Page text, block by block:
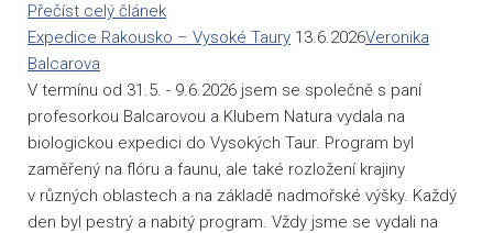
Přečíst celý článek
Expedice Rakousko – Vysoké Taury 13.6.2026Veronika
Balcarova
V termínu od 31.5. - 9.6.2026 jsem se společně s paní
profesorkou Balcarovou a Klubem Natura vydala na
biologickou expedici do Vysokých Taur. Program byl
zaměřený na flóru a faunu, ale také rozložení krajiny
v různých oblastech a na základě nadmořské výšky. Každý
den byl pestrý a nabitý program. Vždy jsme se vydali na